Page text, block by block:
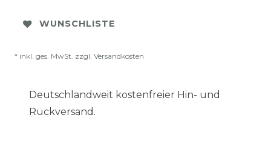
WUNSCHLISTE
* inkl. ges. MwSt. zzgl. Versandkosten
Deutschlandweit kostenfreier Hin- und
Rückversand.